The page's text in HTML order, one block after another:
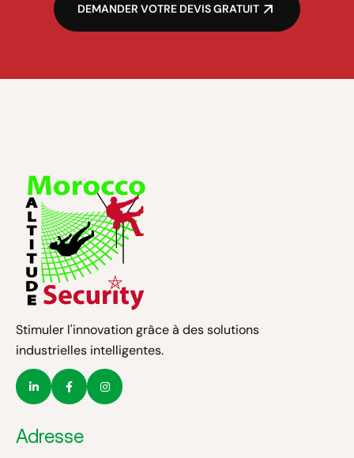
DEMANDER VOTRE DEVIS GRATUIT
Stimuler l'innovation grâce à des solutions
industrielles intelligentes.
Adresse